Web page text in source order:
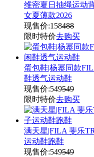
维密夏日抽绳运动
女夏薄款2026
现售价:158488
限时特价去购买
蛋包鞋|杨幂同款
鞋透气运动鞋
现售价:549549
限时特价去购买
满天星|FILA 斐乐
运动鞋跑鞋
现售价:549549